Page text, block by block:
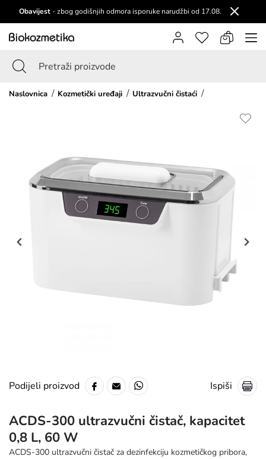
Obavijest - zbog godišnjih odmora isporuke narudžbi od 17.08.
Naslovnica Kozmetički uređaji Ultrazvučni čistaći
Podijeli proizvod Ispiši
ACDS-300 ultrazvučni čistač, kapacitet
0,8 L, 60 W
ACDS-300 ultrazvučni čistač za dezinfekciju kozmetičkog pribora,